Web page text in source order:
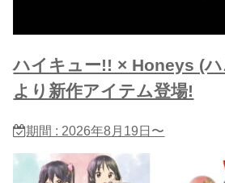
ハイキュー!! × Honeys (ハ
より新作アイテム登場!
期間 : 2026年8月19日〜